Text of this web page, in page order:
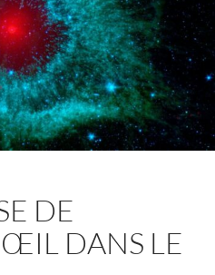
DE
ŒIL DANS LE